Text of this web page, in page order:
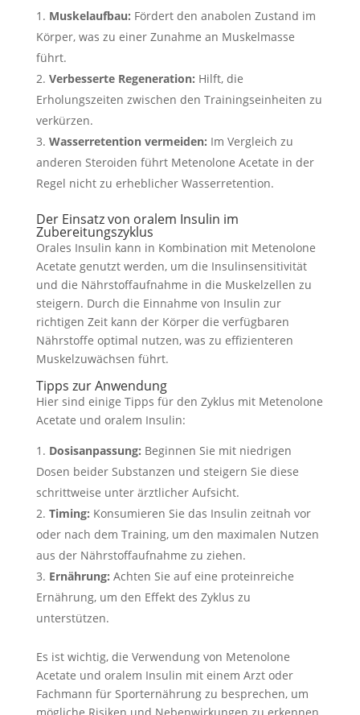
Muskelaufbau: Fördert den anabolen Zustand im
Körper, was zu einer Zunahme an Muskelmasse
führt.
Verbesserte Regeneration: Hilft, die
Erholungszeiten zwischen den Trainingseinheiten zu
verkürzen.
Wasserretention vermeiden: Im Vergleich zu
anderen Steroiden führt Metenolone Acetate in der
Regel nicht zu erheblicher Wasserretention.
Der Einsatz von oralem Insulin im
Zubereitungszyklus
Orales Insulin kann in Kombination mit Metenolone
Acetate genutzt werden, um die Insulinsensitivität
und die Nährstoffaufnahme in die Muskelzellen zu
steigern. Durch die Einnahme von Insulin zur
richtigen Zeit kann der Körper die verfügbaren
Nährstoffe optimal nutzen, was zu effizienteren
Muskelzuwächsen führt.
Tipps zur Anwendung
Hier sind einige Tipps für den Zyklus mit Metenolone
Acetate und oralem Insulin:
Dosisanpassung: Beginnen Sie mit niedrigen
Dosen beider Substanzen und steigern Sie diese
schrittweise unter ärztlicher Aufsicht.
Timing: Konsumieren Sie das Insulin zeitnah vor
oder nach dem Training, um den maximalen Nutzen
aus der Nährstoffaufnahme zu ziehen.
Ernährung: Achten Sie auf eine proteinreiche
Ernährung, um den Effekt des Zyklus zu
unterstützen.
Es ist wichtig, die Verwendung von Metenolone
Acetate und oralem Insulin mit einem Arzt oder
Fachmann für Sporternährung zu besprechen, um